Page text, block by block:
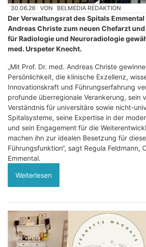
30.06.26 VON BELMEDIA REDAKTION
Der Verwaltungsrat des Spitals Emmental
Andreas Christe zum neuen Chefarzt
für Radiologie und Neuroradiologie
med. Urspeter Knecht.
„Mit Prof. Dr. med. Andreas Christe
Persönlichkeit, die klinische Exzellenz,
Innovationskraft und Führungserfahrung
profunde überregionale Verankerung, sein
Verständnis für universitäre sowie nicht-
Spitalsysteme, seine Expertise in der
und sein Engagement für die
machen ihn zur idealen Besetzung für
Führungsfunktion“, sagt Regula Feldmann,
Emmental.
Weiterlesen